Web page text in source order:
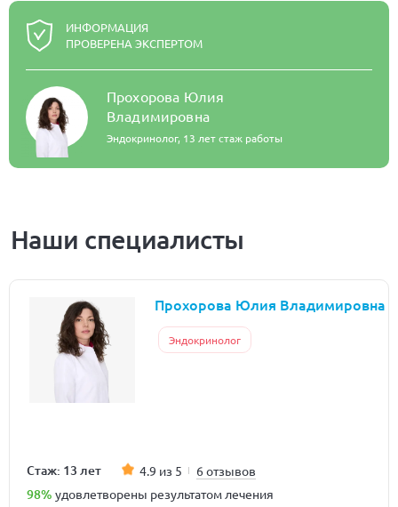
ИНФОРМАЦИЯ
ПРОВЕРЕНА ЭКСПЕРТОМ
Прохорова Юлия
Владимировна
Эндокринолог, 13 лет стаж работы
Наши специалисты
Прохорова Юлия Владимировна
Эндокринолог
Стаж: 13 лет 4.9 из 5 6 отзывов
98% удовлетворены результатом лечения